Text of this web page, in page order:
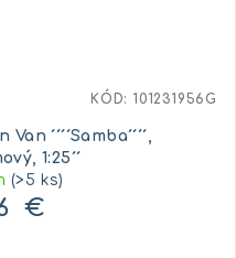
´´´´Samba´´´´,
1:25´´
(>5 ks)
€
KÓD: 101231956G